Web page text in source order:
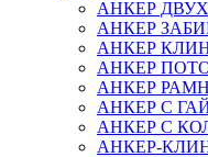
АНКЕР
АНКЕР
АНКЕР
АНКЕР
АНКЕР
АНКЕР С
АНКЕР С
АНКЕР-